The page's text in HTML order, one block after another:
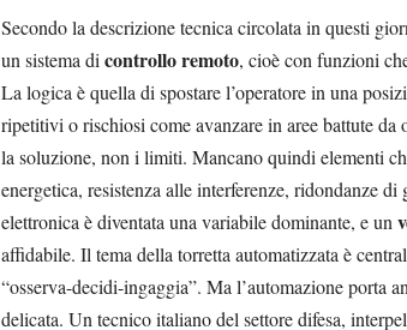
Secondo la descrizione tecnica circolata in questi
un sistema di controllo remoto, cioè con funzioni
La logica è quella di spostare l’operatore in una
ripetitivi o rischiosi come avanzare in aree battute
la soluzione, non i limiti. Mancano quindi elementi
energetica, resistenza alle interferenze, ridondanze
elettronica è diventata una variabile dominante, e un
affidabile. Il tema della torretta automatizzata è
“osserva-decidi-ingaggia”. Ma l’automazione porta
delicata. Un tecnico italiano del settore difesa,